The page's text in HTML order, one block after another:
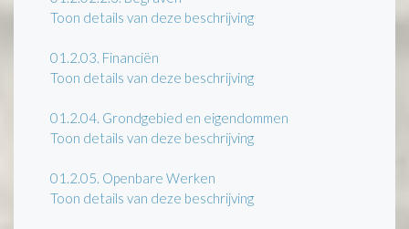
Toon details van deze beschrijving
01.2.03. Financiën
Toon details van deze beschrijving
01.2.04. Grondgebied en eigendommen
Toon details van deze beschrijving
01.2.05. Openbare Werken
Toon details van deze beschrijving